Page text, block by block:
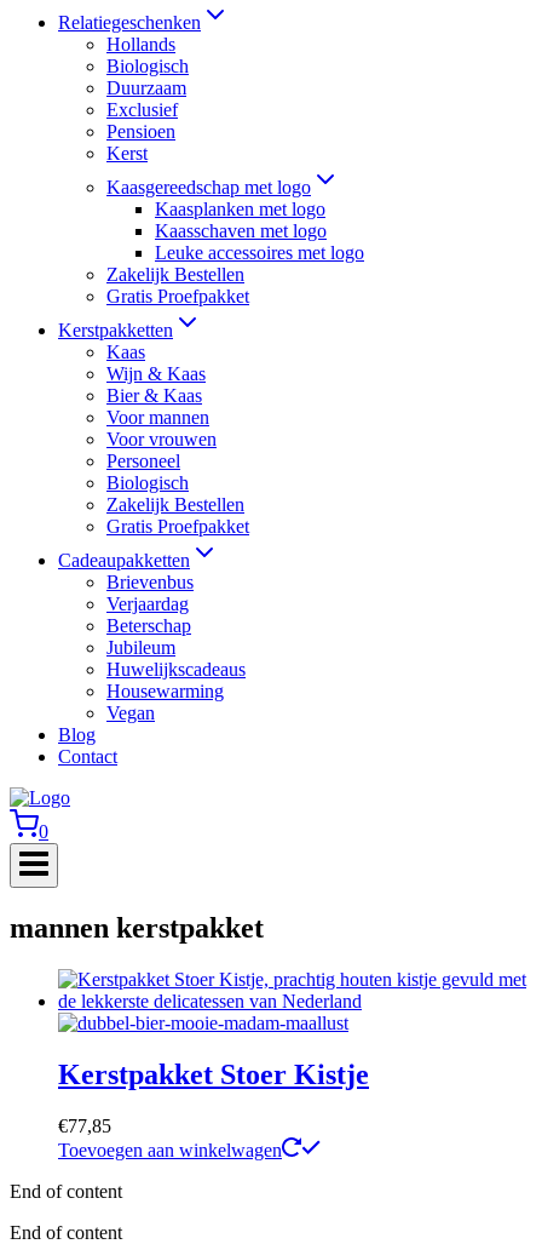
Relatiegeschenken
Hollands
Biologisch
Duurzaam
Exclusief
Pensioen
Kerst
Kaasgereedschap met logo
Kaasplanken met logo
Kaasschaven met logo
Leuke accessoires met logo
Zakelijk Bestellen
Gratis Proefpakket
Kerstpakketten
Kaas
Wijn & Kaas
Bier & Kaas
Voor mannen
Voor vrouwen
Personeel
Biologisch
Zakelijk Bestellen
Gratis Proefpakket
Cadeaupakketten
Brievenbus
Verjaardag
Beterschap
Jubileum
Huwelijkscadeaus
Housewarming
Vegan
Blog
Contact
0
mannen kerstpakket
Kerstpakket Stoer Kistje
€77,85
Toevoegen aan winkelwagen
End of content
End of content